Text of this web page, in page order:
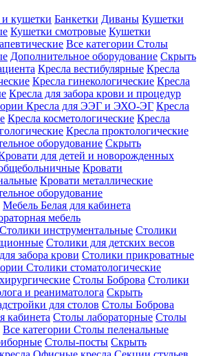
и кушетки Банкетки Диваны Кушетки
Кушетки смотровые Кушетки
Все категории Столы
Дополнительное оборудование Скрыть
Кресла вестибулярные Кресла
Кресла гинекологические Кресла
Кресла для забора крови и процедур
Кресла для ЭЭГ и ЭХО-ЭГ Кресла
Кресла косметологические Кресла
Кресла проктологические
оборудование Скрыть
для детей и новорожденных
Кровати
Кровати металлические
оборудование
Мебель Белая для кабинета
мебель
Столики инструментальные Столики
Столики для детских весов
забора крови Столики прикроватные
Столики стоматологические
Столы Боброва Столики
и реаниматолога Скрыть
для столов Столы Боброва
кабинета Столы лабораторные Столы
Все категории Столы пеленальные
Столы-посты Скрыть